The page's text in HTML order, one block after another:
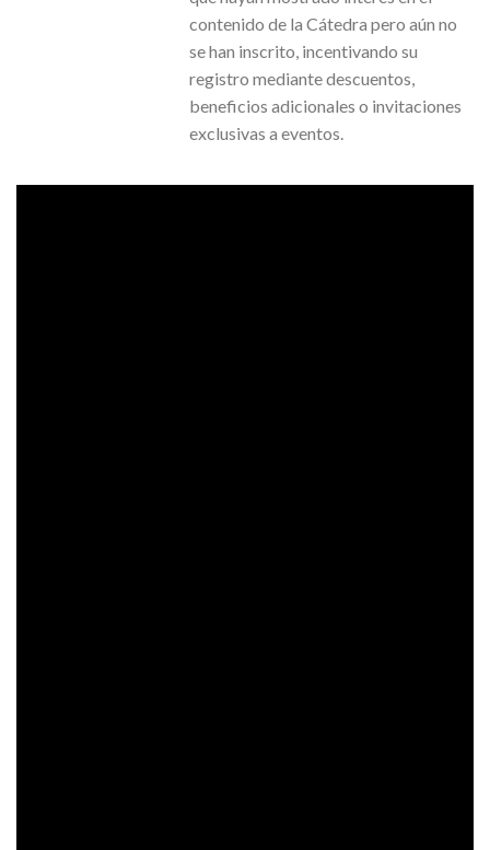
contenido de la Cátedra pero aún no
se han inscrito, incentivando su
registro mediante descuentos,
beneficios adicionales o invitaciones
exclusivas a eventos.